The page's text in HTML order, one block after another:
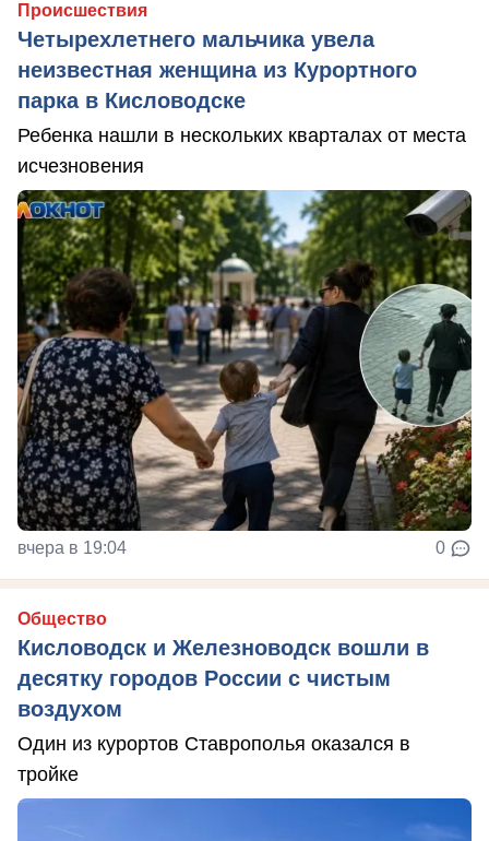
Происшествия
Четырехлетнего мальчика увела
неизвестная женщина из Курортного
парка в Кисловодске
Ребенка нашли в нескольких кварталах от места
исчезновения
вчера в 19:04 0
Общество
Кисловодск и Железноводск вошли в
десятку городов России с чистым
воздухом
Один из курортов Ставрополья оказался в
тройке